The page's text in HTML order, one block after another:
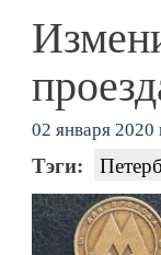
02 января 2020
Тэги: